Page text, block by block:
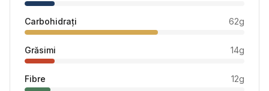
Carbohidrați 62g
Grăsimi 14g
Fibre 12g